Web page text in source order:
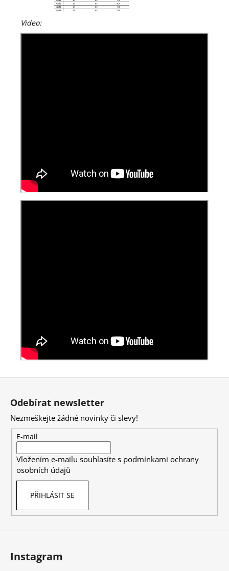
Video:
Z
Odebírat newsletter
Nezmeškejte žádné novinky či slevy!
E-mail
Vložením e-mailu souhlasíte s podmínkami ochrany
osobních údajů
PŘIHLÁSIT SE
Instagram